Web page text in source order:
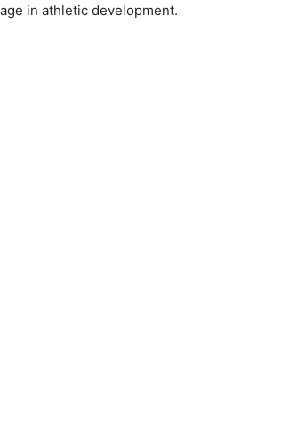
in athletic development.